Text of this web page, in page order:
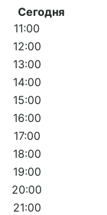
Сегодня
11:00
12:00
13:00
14:00
15:00
16:00
17:00
18:00
19:00
20:00
21:00